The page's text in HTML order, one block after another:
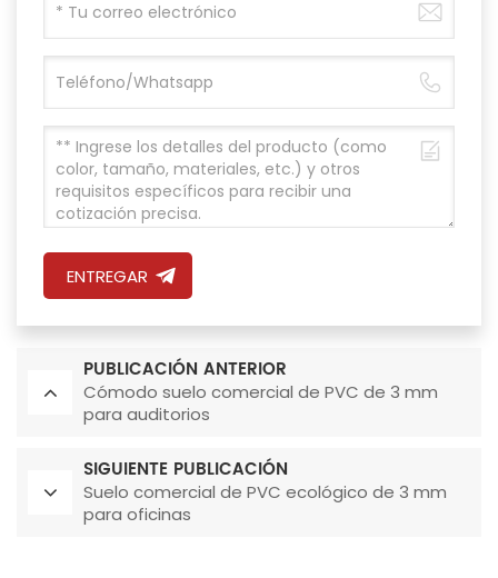
ENTREGAR
PUBLICACIÓN ANTERIOR
Cómodo suelo comercial de PVC de 3 mm
para auditorios
SIGUIENTE PUBLICACIÓN
Suelo comercial de PVC ecológico de 3 mm
para oficinas